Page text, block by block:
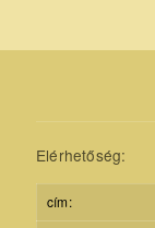
Elérhetőség:
cím: